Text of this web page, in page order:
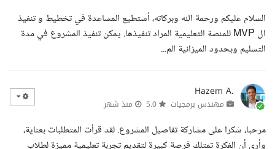
السلام عليكم ورحمة الله وبركاته، أستطيع المساعدة في تخطيط و تنفيذ
ال MVP للمنصة التعليمية المراد تنفيذها. يمكن تنفيذ المشروع في مدة
التسليم وبحدود الميزانية الم...
Hazem A.
مهندس برمجيات منذ شهر
مرحبا، شكرا على مشاركة تفاصيل المشروع. لقد قرأت المتطلبات بعناية،
وأرى أن الفكرة تمتلك فرصة كبيرة لتقديم تجربة تعليمية مميزة لطلاب